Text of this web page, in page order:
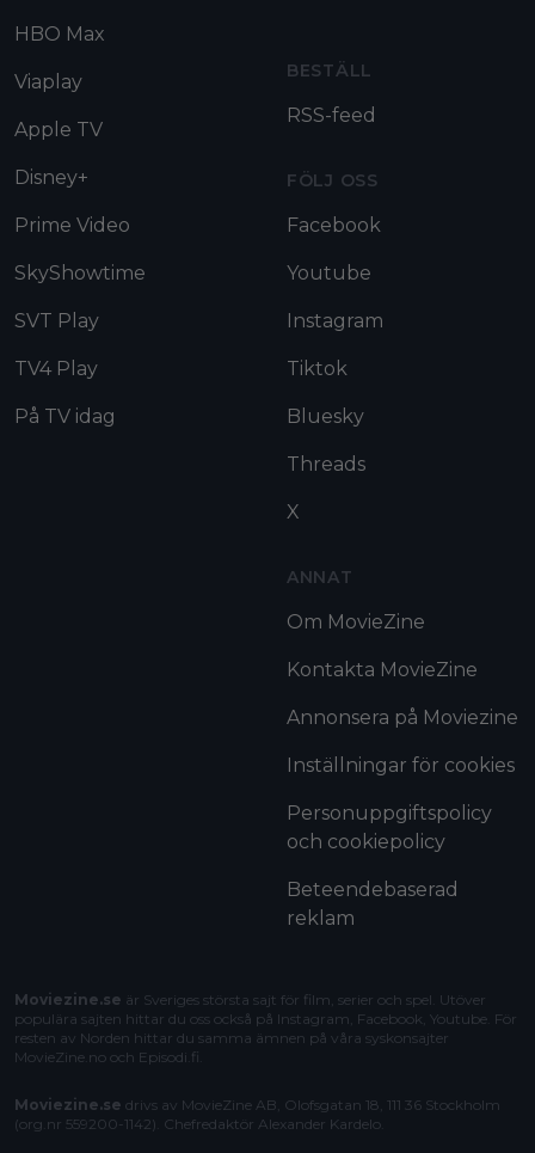
HBO Max
Viaplay
Apple TV
Disney+
Prime Video
SkyShowtime
SVT Play
TV4 Play
På TV idag
BESTÄLL
RSS-feed
FÖLJ OSS
Facebook
Youtube
Instagram
Tiktok
Bluesky
Threads
X
ANNAT
Om MovieZine
Kontakta MovieZine
Annonsera på Moviezine
Inställningar för cookies
Personuppgiftspolicy
och cookiepolicy
Beteendebaserad
reklam
Moviezine.se är Sveriges största sajt för film, serier och spel. Utöver
populära sajten hittar du oss också på Instagram, Facebook, Youtube. För
resten av Norden hittar du samma ämnen på våra syskonsajter
MovieZine.no och Episodi.fi
Moviezine.se drivs av MovieZine AB, Olofsgatan 18, 111 36 Stockholm
(org.nr 559200-1142). Chefredaktör Alexander Kardelo